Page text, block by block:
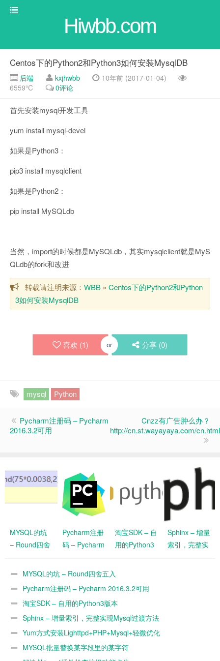
Hiwbb.com
Centos下的Python2和Python3如何安装MysqlDB
后端 kxjhwbb
10年前 (2017-01-04)
6559℃
0评论
首先安装mysql开发工具
yum install mysql-devel
如果是Python3：
pip3 install mysqlclient
如果是Python2：
pip install MySQLdb
当然，import的时候都是MySQLdb，其实mysqlclient就是MyS
QLdb的fork和改进
转载请注明来源： WBB » Centos下的Python2和Python
3如何安装MysqlDB
喜欢 (1) or 分享 (0)
mysql Python
Pycharm注册码 – Pycharm
2016.3.2可用
Cnzz有广告肿么办？
http://cn.st.wayayaya.com/cn.html
MYSQL的坑
– Round四舍
Pycharm注册
码 – Pycharm
淘宝SDK – 自
用的Python3
Sphinx – 增量
索引，完整实
MYSQL的坑 – Round四舍五入
Pycharm注册码 – Pycharm 2016.3.2可用
淘宝SDK – 自用的Python3版本
Sphinx – 增量索引，完整实现Mysql过渡方法
Yum方式安装Lighttpd+PHP+Mysql+轻微优化
MYSQL批量替换某字段里的某字符